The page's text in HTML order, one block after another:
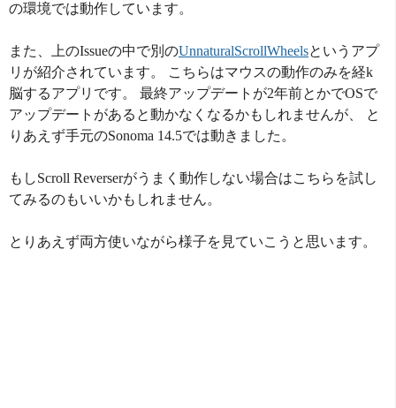
の環境では動作しています。
また、上のIssueの中で別のUnnaturalScrollWheelsというアプ
リが紹介されています。 こちらはマウスの動作のみを経k
脳するアプリです。 最終アップデートが2年前とかでOSで
アップデートがあると動かなくなるかもしれませんが、 と
りあえず手元のSonoma 14.5では動きました。
もしScroll Reverserがうまく動作しない場合はこちらを試し
てみるのもいいかもしれません。
とりあえず両方使いながら様子を見ていこうと思います。